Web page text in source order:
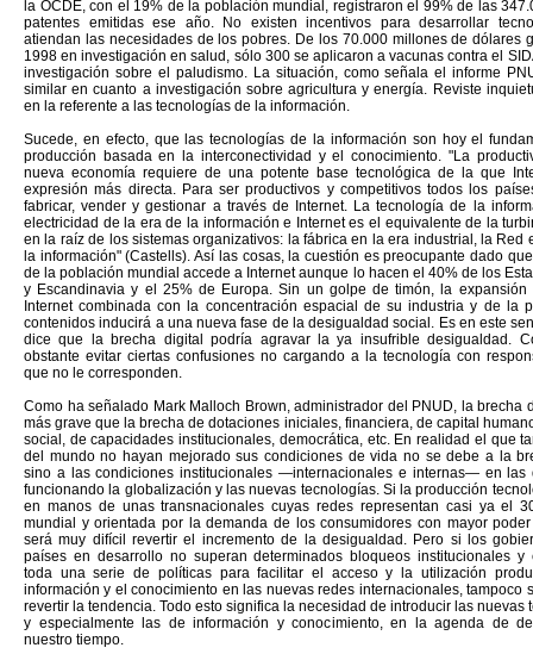
la OCDE, con el 19% de la población mundial, registraron el 99% de las
patentes emitidas ese año. No existen incentivos para desarrollar
atiendan las necesidades de los pobres. De los 70.000 millones de dólares
1998 en investigación en salud, sólo 300 se aplicaron a vacunas contra el
investigación sobre el paludismo. La situación, como señala el informe
similar en cuanto a investigación sobre agricultura y energía. Reviste
en la referente a las tecnologías de la información.
Sucede, en efecto, que las tecnologías de la información son hoy el
producción basada en la interconectividad y el conocimiento. "La
nueva economía requiere de una potente base tecnológica de la que
expresión más directa. Para ser productivos y competitivos todos los
fabricar, vender y gestionar a través de Internet. La tecnología de la
electricidad de la era de la información e Internet es el equivalente de la
en la raíz de los sistemas organizativos: la fábrica en la era industrial, la Red
la información" (Castells). Así las cosas, la cuestión es preocupante dado
de la población mundial accede a Internet aunque lo hacen el 40% de los
y Escandinavia y el 25% de Europa. Sin un golpe de timón, la expansión
Internet combinada con la concentración espacial de su industria y de la
contenidos inducirá a una nueva fase de la desigualdad social. Es en este
dice que la brecha digital podría agravar la ya insufrible desigualdad.
obstante evitar ciertas confusiones no cargando a la tecnología con
que no le corresponden.
Como ha señalado Mark Malloch Brown, administrador del PNUD, la brecha
más grave que la brecha de dotaciones iniciales, financiera, de capital
social, de capacidades institucionales, democrática, etc. En realidad el que
del mundo no hayan mejorado sus condiciones de vida no se debe a la
sino a las condiciones institucionales —internacionales e internas— en las
funcionando la globalización y las nuevas tecnologías. Si la producción
en manos de unas transnacionales cuyas redes representan casi ya el
mundial y orientada por la demanda de los consumidores con mayor
será muy difícil revertir el incremento de la desigualdad. Pero si los
países en desarrollo no superan determinados bloqueos institucionales y
toda una serie de políticas para facilitar el acceso y la utilización
información y el conocimiento en las nuevas redes internacionales, tampoco
revertir la tendencia. Todo esto significa la necesidad de introducir las nuevas
y especialmente las de información y conocimiento, en la agenda de
nuestro tiempo.